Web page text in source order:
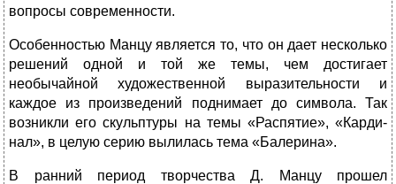
вопросы современности.
Особенностью Манцу является то, что он дает несколько
реше­ний одной и той же темы, чем достигает
необычайной художествен­ной выразительности и
каждое из произведений поднимает до сим­вола. Так
возникли его скульптуры на темы «Распятие», «Карди­
нал», в целую серию вылилась тема «Балерина».
В ранний период творчества Д. Манцу прошел